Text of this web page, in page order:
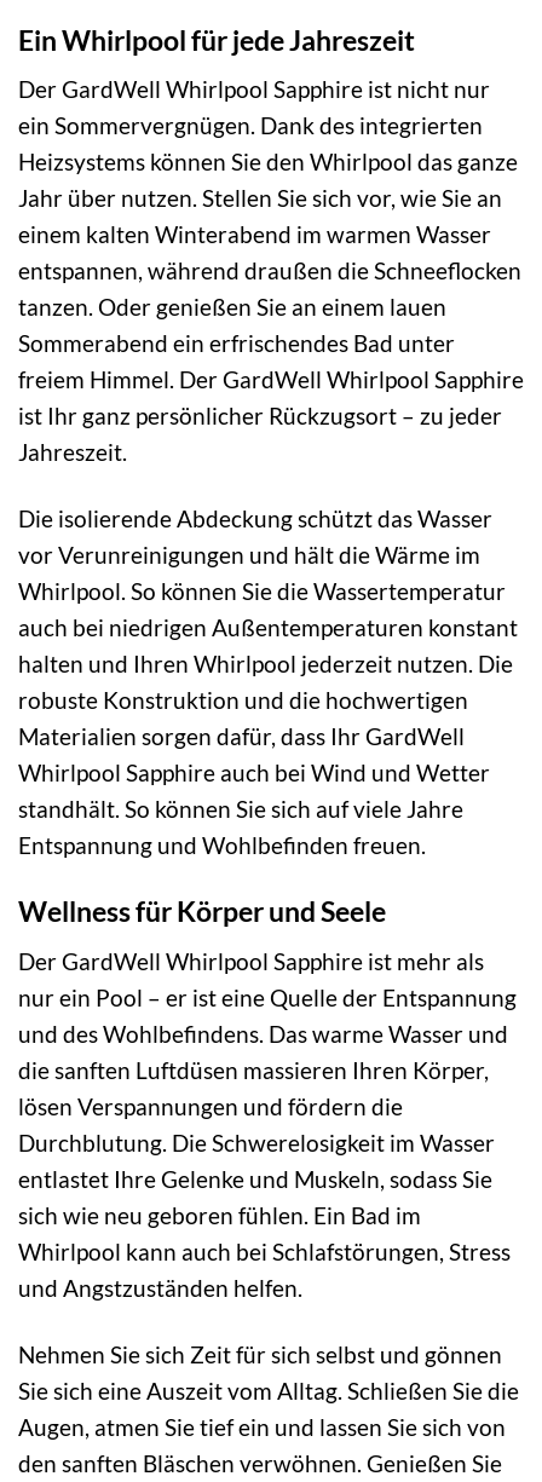
Ein Whirlpool für jede Jahreszeit
Der GardWell Whirlpool Sapphire ist nicht nur
ein Sommervergnügen. Dank des integrierten
Heizsystems können Sie den Whirlpool das ganze
Jahr über nutzen. Stellen Sie sich vor, wie Sie an
einem kalten Winterabend im warmen Wasser
entspannen, während draußen die Schneeflocken
tanzen. Oder genießen Sie an einem lauen
Sommerabend ein erfrischendes Bad unter
freiem Himmel. Der GardWell Whirlpool Sapphire
ist Ihr ganz persönlicher Rückzugsort – zu jeder
Jahreszeit.
Die isolierende Abdeckung schützt das Wasser
vor Verunreinigungen und hält die Wärme im
Whirlpool. So können Sie die Wassertemperatur
auch bei niedrigen Außentemperaturen konstant
halten und Ihren Whirlpool jederzeit nutzen. Die
robuste Konstruktion und die hochwertigen
Materialien sorgen dafür, dass Ihr GardWell
Whirlpool Sapphire auch bei Wind und Wetter
standhält. So können Sie sich auf viele Jahre
Entspannung und Wohlbefinden freuen.
Wellness für Körper und Seele
Der GardWell Whirlpool Sapphire ist mehr als
nur ein Pool – er ist eine Quelle der Entspannung
und des Wohlbefindens. Das warme Wasser und
die sanften Luftdüsen massieren Ihren Körper,
lösen Verspannungen und fördern die
Durchblutung. Die Schwerelosigkeit im Wasser
entlastet Ihre Gelenke und Muskeln, sodass Sie
sich wie neu geboren fühlen. Ein Bad im
Whirlpool kann auch bei Schlafstörungen, Stress
und Angstzuständen helfen.
Nehmen Sie sich Zeit für sich selbst und gönnen
Sie sich eine Auszeit vom Alltag. Schließen Sie die
Augen, atmen Sie tief ein und lassen Sie sich von
den sanften Bläschen verwöhnen. Genießen Sie